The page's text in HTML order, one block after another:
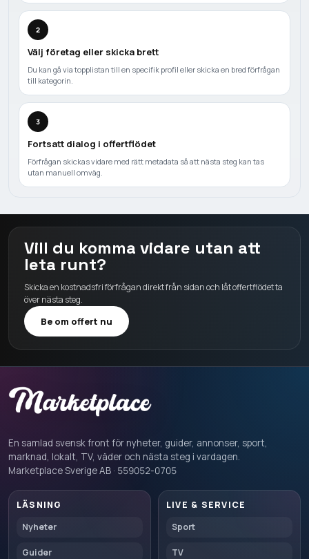
2
Välj företag eller skicka brett
Du kan gå via topplistan till en specifik profil eller skicka en bred förfrågan
till kategorin.
3
Fortsatt dialog i offertflödet
Förfrågan skickas vidare med rätt metadata så att nästa steg kan tas
utan manuell omväg.
Vill du komma vidare utan att
leta runt?
Skicka en kostnadsfri förfrågan direkt från sidan och låt offertflödet ta
över nästa steg.
Be om offert nu
En samlad svensk front för nyheter, guider, annonser, sport,
marknad, lokalt, TV, väder och nästa steg i vardagen.
Marketplace Sverige AB · 559052-0705
LÄSNING
Nyheter
Guider
LIVE & SERVICE
Sport
TV